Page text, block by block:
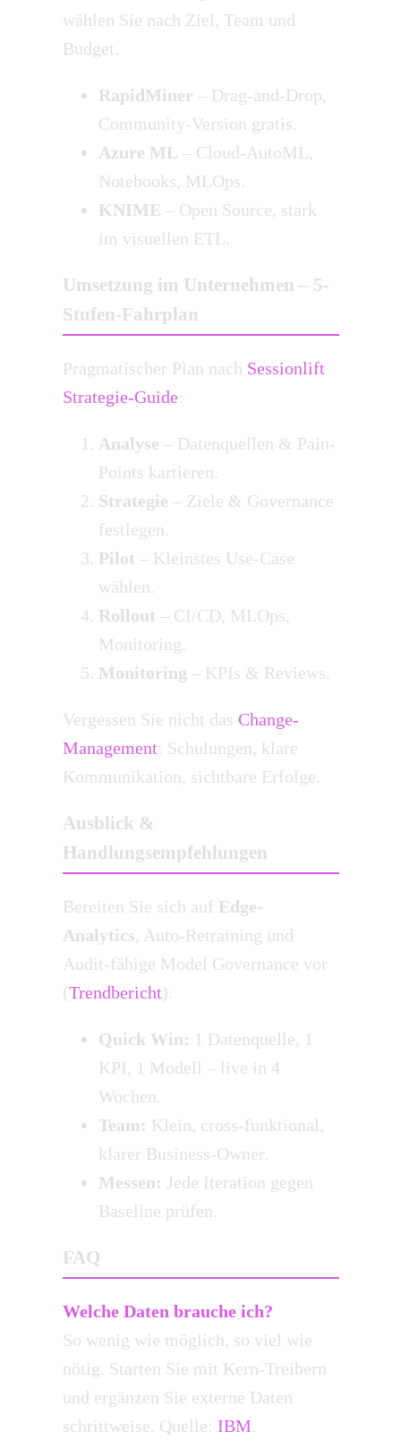
wählen Sie nach Ziel, Team und
Budget.
RapidMiner – Drag-and-Drop,
Community-Version gratis.
Azure ML – Cloud-AutoML,
Notebooks, MLOps.
KNIME – Open Source, stark
im visuellen ETL.
Umsetzung im Unternehmen – 5-
Stufen-Fahrplan
Pragmatischer Plan nach Sessionlift
Strategie-Guide:
Analyse – Datenquellen & Pain-
Points kartieren.
Strategie – Ziele & Governance
festlegen.
Pilot – Kleinstes Use-Case
wählen.
Rollout – CI/CD, MLOps,
Monitoring.
Monitoring – KPIs & Reviews.
Vergessen Sie nicht das Change-
Management: Schulungen, klare
Kommunikation, sichtbare Erfolge.
Ausblick &
Handlungsempfehlungen
Bereiten Sie sich auf Edge-
Analytics, Auto-Retraining und
Audit-fähige Model Governance vor
(Trendbericht).
Quick Win: 1 Datenquelle, 1
KPI, 1 Modell – live in 4
Wochen.
Team: Klein, cross-funktional,
klarer Business-Owner.
Messen: Jede Iteration gegen
Baseline prüfen.
FAQ
Welche Daten brauche ich?
So wenig wie möglich, so viel wie
nötig. Starten Sie mit Kern-Treibern
und ergänzen Sie externe Daten
schrittweise. Quelle: IBM.